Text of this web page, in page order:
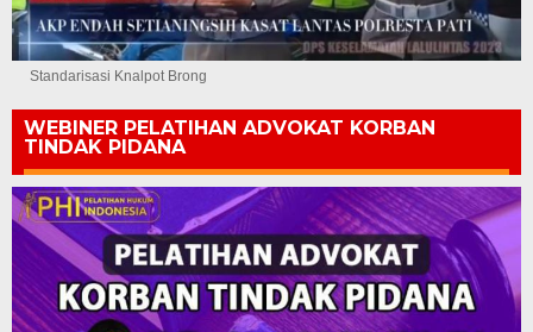
Standarisasi Knalpot Brong
WEBINER PELATIHAN ADVOKAT KORBAN
TINDAK PIDANA